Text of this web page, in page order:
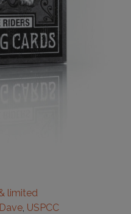
limited
, USPCC